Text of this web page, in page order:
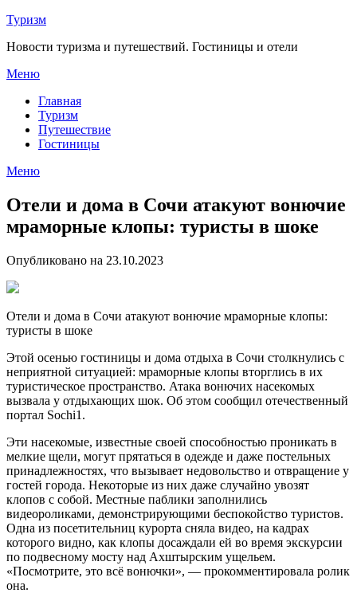
Перейти
содержимому
Туризм
Новости туризма и путешествий. Гостиницы и отели
Меню
Главная
Туризм
Путешествие
Гостиницы
Меню
Отели и дома в Сочи атакуют вонючие
мраморные клопы: туристы в шоке
Опубликовано на 23.10.2023
Отели и дома в Сочи атакуют вонючие мраморные клопы:
туристы в шоке
Этой осенью гостиницы и дома отдыха в Сочи столкнулись с
неприятной ситуацией: мраморные клопы вторглись в их
туристическое пространство. Атака вонючих насекомых
вызвала у отдыхающих шок. Об этом сообщил отечественный
портал Sochi1.
Эти насекомые, известные своей способностью проникать в
мелкие щели, могут прятаться в одежде и даже постельных
принадлежностях, что вызывает недовольство и отвращение у
гостей города. Некоторые из них даже случайно увозят
клопов с собой. Местные паблики заполнились
видеороликами, демонстрирующими беспокойство туристов.
Одна из посетительниц курорта сняла видео, на кадрах
которого видно, как клопы досаждали ей во время экскурсии
по подвесному мосту над Ахштырским ущельем.
«Посмотрите, это всё вонючки», — прокомментировала ролик
она.